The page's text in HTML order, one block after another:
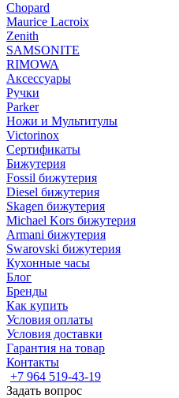
Chopard
Maurice Lacroix
Zenith
SAMSONITE
RIMOWA
Аксессуары
Ручки
Parker
Ножи и Мультитулы
Victorinox
Сертификаты
Бижутерия
Fossil бижутерия
Diesel бижутерия
Skagen бижутерия
Michael Kors бижутерия
Armani бижутерия
Swarovski бижутерия
Кухонные часы
Блог
Бренды
Как купить
Условия оплаты
Условия доставки
Гарантия на товар
Контакты
+7 964 519-43-19
Задать вопрос